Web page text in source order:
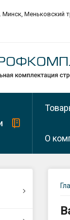
Меньковский
О
О